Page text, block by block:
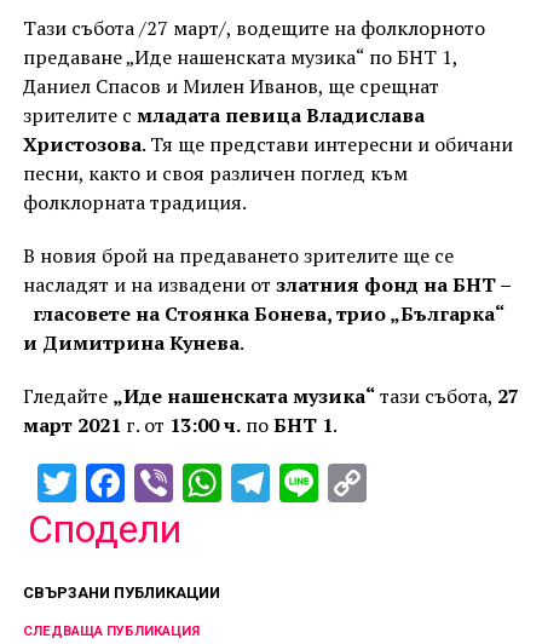
Тази събота /27 март/, водещите на фолклорното
предаване „Иде нашенската музика“ по БНТ 1,
Даниел Спасов и Милен Иванов, ще срещнат
зрителите с младата певица Владислава
Христозова. Тя ще представи интересни и обичани
песни, както и своя различен поглед към
фолклорната традиция.
В новия брой на предаването зрителите ще се
насладят и на извадени от златния фонд на БНТ –
гласовете на Стоянка Бонева, трио „Българка“
и Димитрина Кунева.
Гледайте „Иде нашенската музика“тази събота, 27
март 2021 г. от 13:00 ч.поБНТ 1.
Twitter
Facebook
ViberWhatsApp
Telegram
LineCopy
Сподели
СВЪРЗАНИ ПУБЛИКАЦИИ
СЛЕДВАЩА ПУБЛИКАЦИЯ